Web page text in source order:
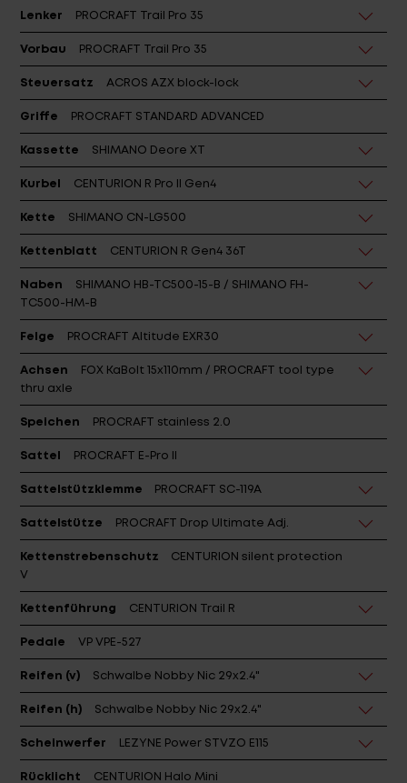
Lenker PROCRAFT Trail Pro 35
Vorbau PROCRAFT Trail Pro 35
Steuersatz ACROS AZX block-lock
Griffe PROCRAFT STANDARD ADVANCED
Kassette SHIMANO Deore XT
Kurbel CENTURION R Pro II Gen4
Kette SHIMANO CN-LG500
Kettenblatt CENTURION R Gen4 36T
Naben
SHIMANO HB-TC500-15-B / SHIMANO FH-
TC500-HM-B
Felge PROCRAFT Altitude EXR30
Achsen
FOX KaBolt 15x110mm / PROCRAFT tool type
thru axle
Speichen PROCRAFT stainless 2.0
Sattel PROCRAFT E-Pro II
Sattelstützklemme PROCRAFT SC-119A
Sattelstütze PROCRAFT Drop Ultimate Adj.
Kettenstrebenschutz
CENTURION silent protection
V
Kettenführung CENTURION Trail R
Pedale VP VPE-527
Reifen (v) Schwalbe Nobby Nic 29x2.4"
Reifen (h) Schwalbe Nobby Nic 29x2.4"
Scheinwerfer LEZYNE Power STVZO E115
Rücklicht CENTURION Halo Mini